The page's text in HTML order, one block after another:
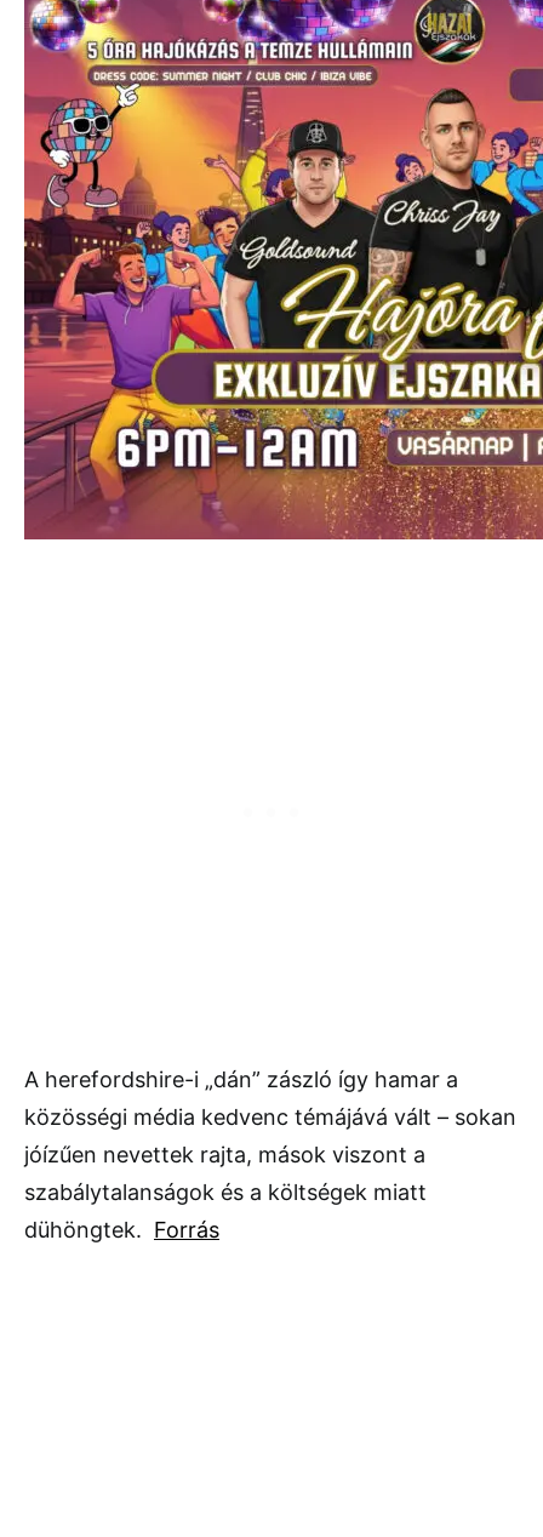
A herefordshire-i „dán” zászló így hamar a
közösségi média kedvenc témájává vált – sokan
jóízűen nevettek rajta, mások viszont a
szabálytalanságok és a költségek miatt
dühöngtek. Forrás